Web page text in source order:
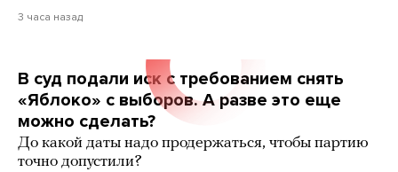
3 часа назад
В суд подали иск с требованием снять
«Яблоко» с выборов. А разве это еще
можно сделать?
До какой даты надо продержаться, чтобы партию
точно допустили?